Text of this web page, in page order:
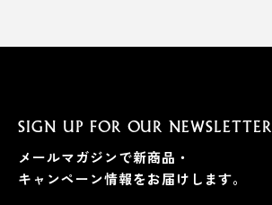
SIGN UP FOR OUR NEWSLETTER
メールマガジンで新商品・
キャンペーン情報をお届けします。